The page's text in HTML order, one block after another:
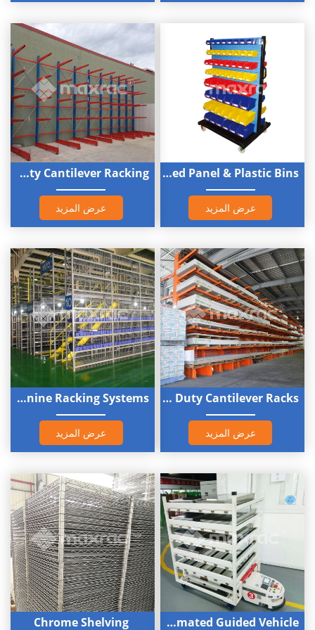
رفوف الباليت الصناعية الانتقائية
•الوصف: نظام الرفوف الأكثر شيوعًا، يوفر وصولًا مباشرًا إلى كل
•الاستخدام: مثالي للمستودعات التي تحتوي على مجموعة واسعة
ومعدلات دوران مخزون متفاوتة.
•الميزات: مستويات عوارض قابلة للتعديل، مناسبة للتكوينات
العمق، متوافقة مع معظم أنواع الرافعات الشوكية.
خدمة السيارات/رفوف خدمة السيارات
•الوصف: نظام عالي الكثافة يسمح للرافعات الشوكية بالدخول
هيكل الرف.
• الميزات: نظام الدخول من السيارة له مدخل/مخرج واحد، بينما
بالسيارة له مداخل/مخارج من كلا الطرفين، وكثافة تخزين عالية،
لأنظمة إدارة المخزون FILO.
Louvered Panel & Plastic Bins
عرض المزيد
Light Duty Cantilever Racking
عرض المزيد
Heavy Duty Cantilever Racks
عرض المزيد
Mezzanine Racking Systems
عرض المزيد
Automated Guided Vehicle
Chrome Shelving